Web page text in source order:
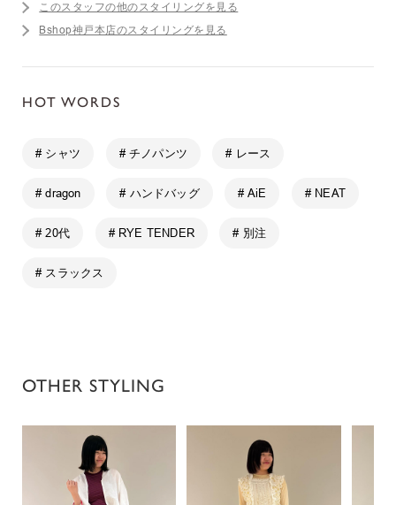
このスタッフの他のスタイリングを見る
Bshop神戸本店のスタイリングを見る
HOT WORDS
# シャツ # チノパンツ # レース
# dragon # ハンドバッグ # AiE # NEAT
# 20代 # RYE TENDER # 別注
# スラックス
OTHER STYLING